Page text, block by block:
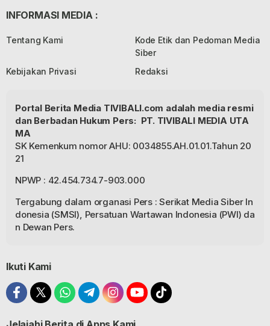
INFORMASI MEDIA :
Tentang Kami
Kode Etik dan Pedoman Media
Siber
Kebijakan Privasi
Redaksi
Portal Berita Media TIVIBALI.com adalah media resmi
dan Berbadan Hukum Pers: PT. TIVIBALI MEDIA UTA
MA
SK Kemenkum nomor AHU: 0034855.AH.01.01.Tahun 20
21
NPWP : 42.454.734.7-903.000
Tergabung dalam organasi Pers : Serikat Media Siber In
donesia (SMSI), Persatuan Wartawan Indonesia (PWI) da
n Dewan Pers.
Ikuti Kami